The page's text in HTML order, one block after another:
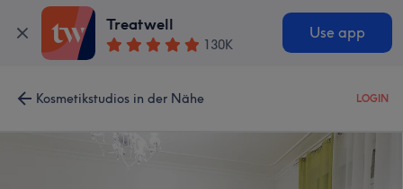
Treatwell
130K
Use app
Kosmetikstudios in der Nähe LOGIN